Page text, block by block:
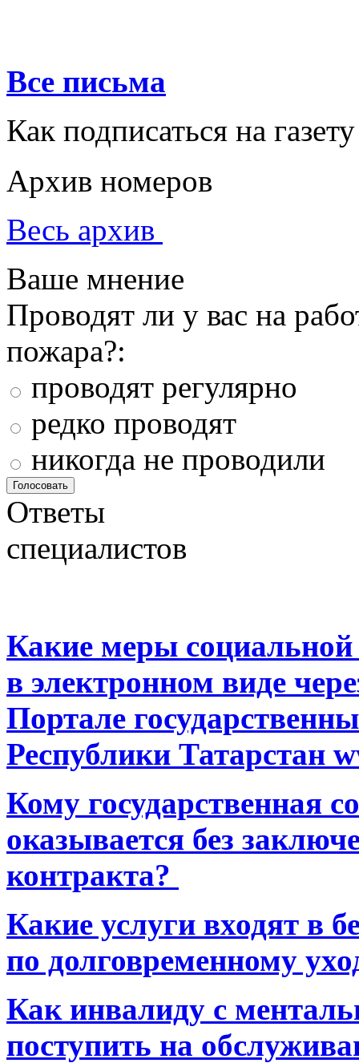
Все письма
Как подписаться на газету
Архив номеров
Весь архив
Ваше мнение
Проводят ли у вас на
пожара?:
проводят регулярно
редко проводят
никогда не проводили
Ответы
специалистов
Какие меры
в электронном виде
Портале
Республики Татарстан
Кому государственная
оказывается без
контракта?
Какие услуги входят в
по долговременному
Как инвалиду с
поступить на